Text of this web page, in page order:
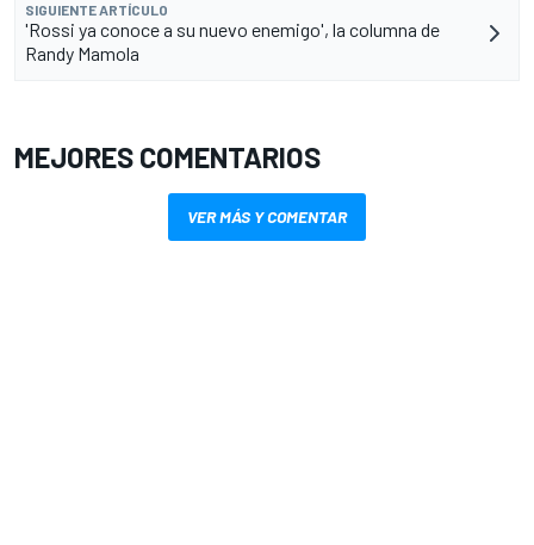
SIGUIENTE ARTÍCULO
'Rossi ya conoce a su nuevo enemigo', la columna de
Randy Mamola
MEJORES COMENTARIOS
VER MÁS Y COMENTAR